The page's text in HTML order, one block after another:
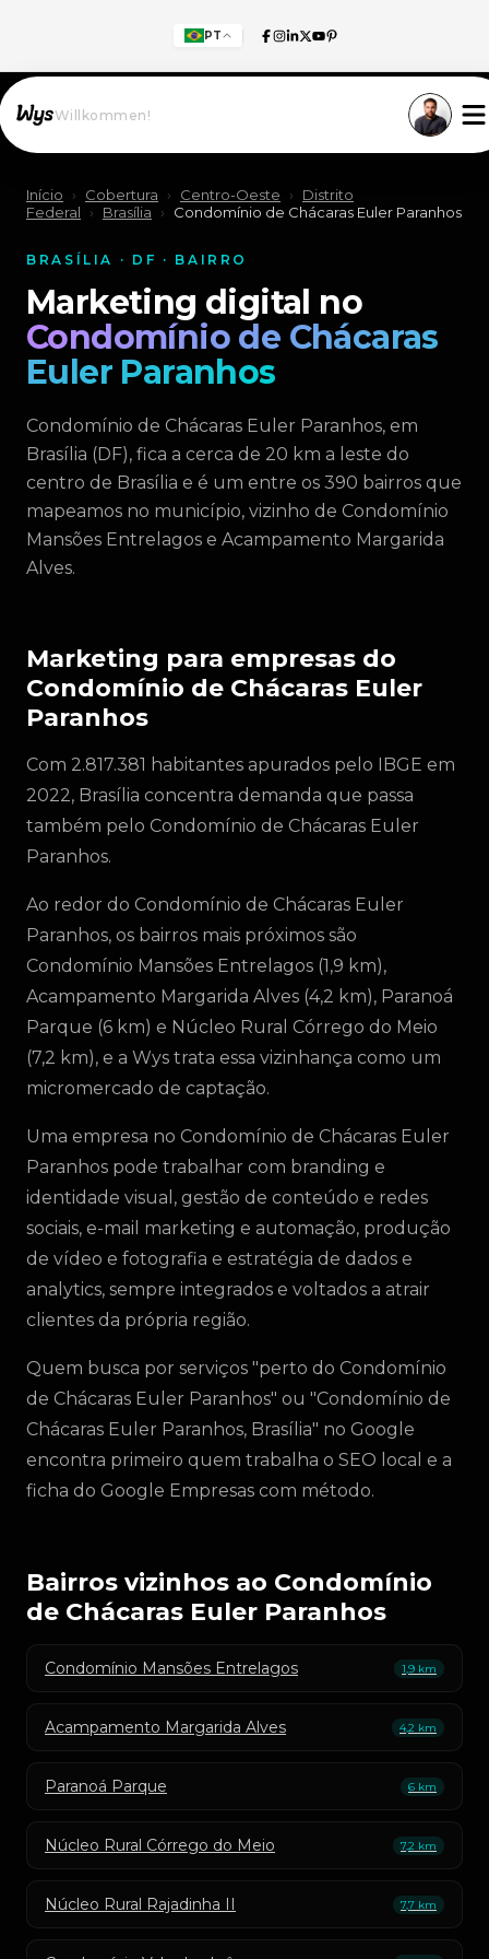
PT
Willkommen!
Início › Cobertura › Centro-Oeste ›
Distrito
Federal
› Brasília › Condomínio de Chácaras Euler Paranhos
BRASÍLIA · DF · BAIRRO
Marketing digital no
Condomínio de Chácaras
Euler Paranhos
Condomínio de Chácaras Euler Paranhos, em
Brasília (DF), fica a cerca de 20 km a leste do
centro de Brasília e é um entre os 390 bairros que
mapeamos no município, vizinho de Condomínio
Mansões Entrelagos e Acampamento Margarida
Alves.
Marketing para empresas do
Condomínio de Chácaras Euler
Paranhos
Com 2.817.381 habitantes apurados pelo IBGE em
2022, Brasília concentra demanda que passa
também pelo Condomínio de Chácaras Euler
Paranhos.
Ao redor do Condomínio de Chácaras Euler
Paranhos, os bairros mais próximos são
Condomínio Mansões Entrelagos (1,9 km),
Acampamento Margarida Alves (4,2 km), Paranoá
Parque (6 km) e Núcleo Rural Córrego do Meio
(7,2 km), e a Wys trata essa vizinhança como um
micromercado de captação.
Uma empresa no Condomínio de Chácaras Euler
Paranhos pode trabalhar com branding e
identidade visual, gestão de conteúdo e redes
sociais, e-mail marketing e automação, produção
de vídeo e fotografia e estratégia de dados e
analytics, sempre integrados e voltados a atrair
clientes da própria região.
Quem busca por serviços "perto do Condomínio
de Chácaras Euler Paranhos" ou "Condomínio de
Chácaras Euler Paranhos, Brasília" no Google
encontra primeiro quem trabalha o SEO local e a
ficha do Google Empresas com método.
Bairros vizinhos ao Condomínio
de Chácaras Euler Paranhos
Condomínio Mansões Entrelagos 1,9 km
Acampamento Margarida Alves 4,2 km
Paranoá Parque 6 km
Núcleo Rural Córrego do Meio 7,2 km
Núcleo Rural Rajadinha II 7,7 km